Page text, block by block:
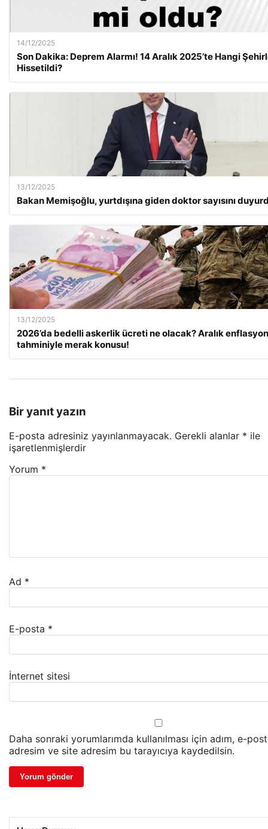
14/12/2025
Son Dakika: Deprem Alarmı! 14 Aralık 2025’te Hangi
Hissetildi?
13/12/2025
Bakan Memişoğlu, yurtdışına giden doktor sayısını
13/12/2025
2026’da bedelli askerlik ücreti ne olacak? Aralık enflasyon
tahminiyle merak konusu!
Bir yanıt yazın
E-posta adresiniz yayınlanmayacak. Gerekli alanlar * ile
işaretlenmişlerdir
Yorum *
Ad *
E-posta *
İnternet sitesi
Daha sonraki yorumlarımda kullanılması için adım, e-
adresim ve site adresim bu tarayıcıya kaydedilsin.